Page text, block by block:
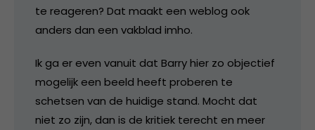
te reageren? Dat maakt een weblog ook
anders dan een vakblad imho.
Ik ga er even vanuit dat Barry hier zo objectief
mogelijk een beeld heeft proberen te
schetsen van de huidige stand. Mocht dat
niet zo zijn, dan is de kritiek terecht en meer